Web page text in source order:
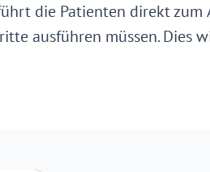
die Patienten direkt zum
ausführen müssen. Dies